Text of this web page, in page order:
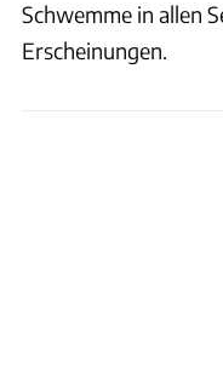
Schwemme in allen
Erscheinungen.